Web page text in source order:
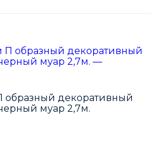
декоративный
муар 2,7м.